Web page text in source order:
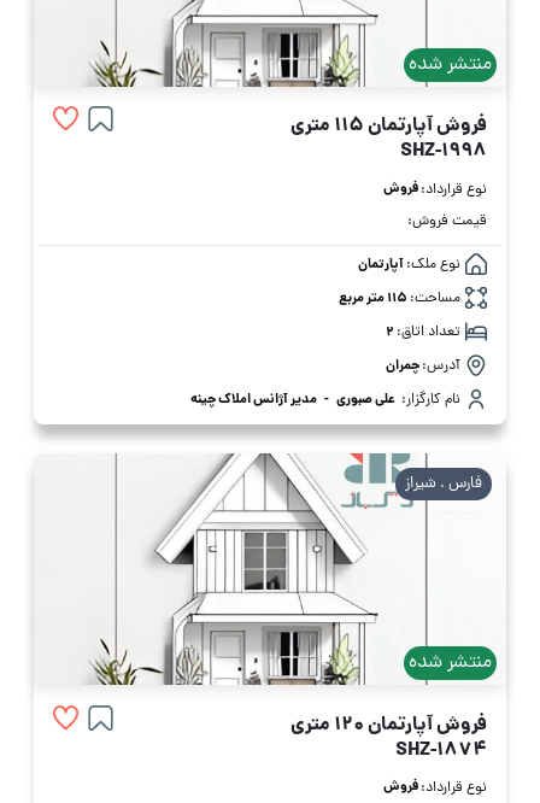
منتشر شده
فروش آپارتمان 115 متری
SHZ-1998
نوع قرارداد:فروش
قیمت فروش:
نوع ملک:آپارتمان
مساحت: 115 متر مربع
تعداد اتاق: 2
آدرس:چمران
نام کارگزار: علی صبوری - مدیر آژانس املاک چینه
منتشر شده
فارس . شیراز
فروش آپارتمان 120 متری
SHZ-1874
نوع قرارداد:فروش